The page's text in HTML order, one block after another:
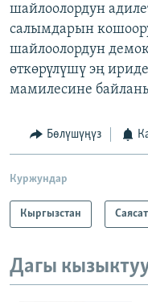
шайлоолордун
салымдарын
шайлоолордун
өткөрүлүшү эң
мамилесине
Бөлүшүңүз
Куржундар
Кыргызстан Саясат
Дагы